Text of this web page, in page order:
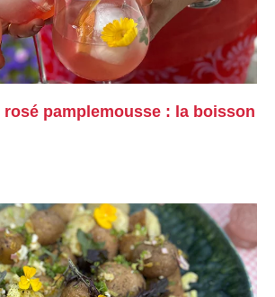
rosé pamplemousse : la boisson